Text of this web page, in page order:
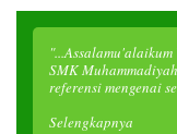
SMK
referensi mengenai
Selengkapnya